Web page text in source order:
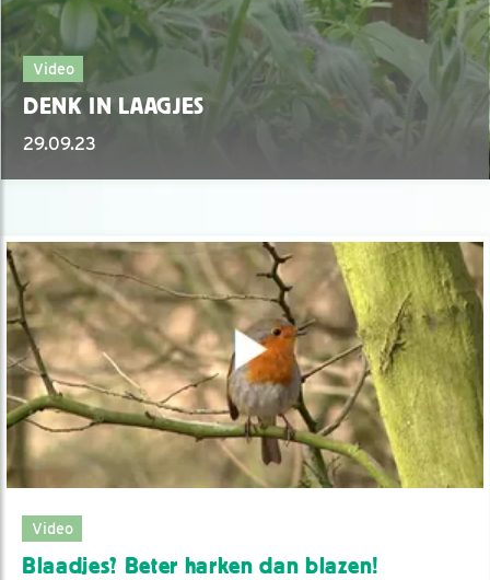
Video
DENK IN LAAGJES
29.09.23
Video
Blaadjes? Beter harken dan blazen!